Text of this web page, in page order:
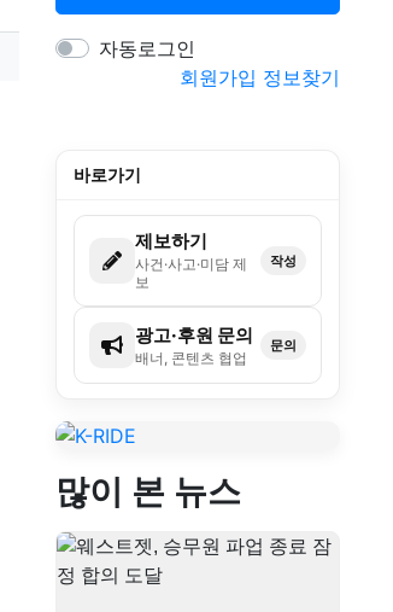
자동로그인
회원가입 정보찾기
바로가기
제보하기
사건·사고·미담 제
보
작성
광고·후원 문의
배너, 콘텐츠 협업
문의
많이 본 뉴스